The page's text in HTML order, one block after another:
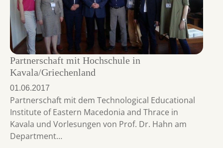
Partnerschaft mit Hochschule in
Kavala/Griechenland
01.06.2017
Partnerschaft mit dem Technological Educational
Institute of Eastern Macedonia and Thrace in
Kavala und Vorlesungen von Prof. Dr. Hahn am
Department…